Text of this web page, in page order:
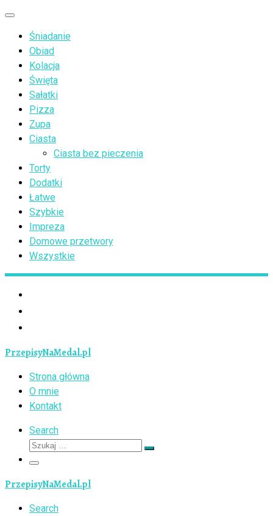
Przejdź
treści
Menu
Śniadanie
Obiad
Kolacja
Święta
Sałatki
Pizza
Zupa
Ciasta
Ciasta bez pieczenia
Torty
Dodatki
Łatwe
Szybkie
Impreza
Domowe przetwory
Wszystkie
PrzepisyNaMedal.pl
Strona główna
O mnie
Kontakt
Search
Szukaj
Szukaj
Menu
PrzepisyNaMedal.pl
Search